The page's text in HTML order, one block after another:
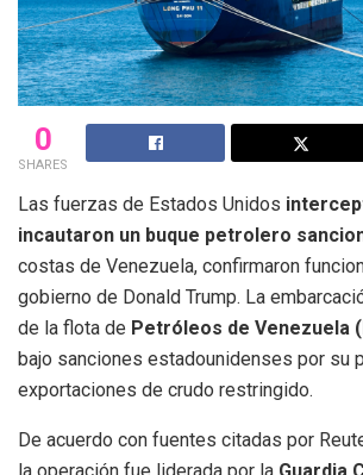
0
SHARES
Las fuerzas de Estados Unidos
incautaron un buque petrolero
costas de Venezuela, confirmaron
gobierno de Donald Trump. La
de la flota de Petróleos de Venezuela
bajo sanciones estadounidenses por su
exportaciones de crudo restringido.
De acuerdo con fuentes citadas por